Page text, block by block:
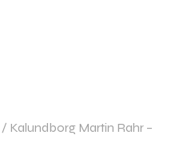
/ Kalundborg Martin Rahr –